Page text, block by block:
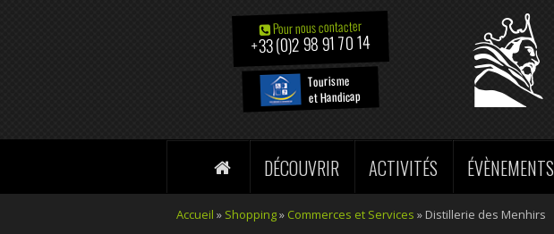
Pour nous contacter
+33 (0)2 98 91 70 14
Tourisme
et Handicap
DÉCOUVRIR ACTIVITÉS ÉVÈNEMENTS
Accueil » Shopping» Commerces et Services » Distillerie des Menhirs